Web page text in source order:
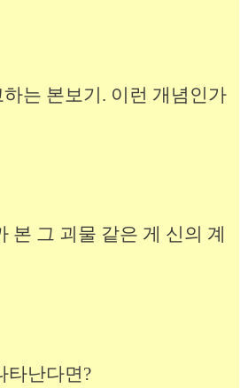
는 본보기. 이런 개념인가
본 그 괴물 같은 게 신의 계
타난다면?